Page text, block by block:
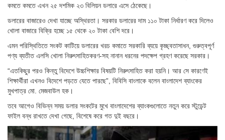
কমতে কমতে এখন ২৫ দশমিক ২৩ বিলিয়ন ডলারে এসে ঠেকেছে।
ডলারের বাজারেও দেখা যাচ্ছে অস্থিরতা। সরকার ডলারের দাম ১১০ টাকা নির্ধারণ করে দিলেও
খোলা বাজারে বিক্রি হচ্ছে ১৫ থেকে ২০ টাকা বেশি দরে।
এমন পরিস্থিতিতে সংকট কাটিয়ে ডলারের খরচ কমাতে সরকারি ব্যয়ে কৃচ্ছ্বতাসাধন, গুরুত্বপূর্ণ
পণ্য ব্যতীত এলসি খোলা নিরুৎসাহিতকরণ-সহ নানান ধরনের পদক্ষেপ গ্রহণ করেছে সরকার।
“এতকিছুর পরও কিন্তু বিদেশে উচ্চশিক্ষার বিষয়টি নিরুৎসাহিত করা হয়নি। আর সে কারণেই
শিক্ষার্থীরা এখনও বিদেশে পড়তে যেতে পারছে”, বিবিসি বাংলাকে বলেন বাংলাদেশ ব্যাংকের
মুখপাত্র মো. মেজবাউল হক।
তবে আগেও বিভিন্ন সময় ডলার সংকটের মুখে বাংলাদেশের ব্যাংকগুলোতে নতুন করে স্টুডেন্ট
ফাইল বন্ধ রাখতে দেখা গেছে, বিশেষে করে গত দুই বছরে।